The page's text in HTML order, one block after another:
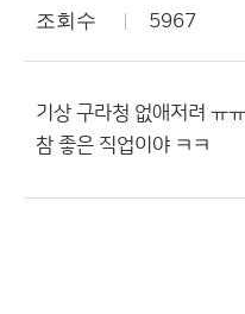
조회수 5967
기상 구라청 없애저려 ㅠㅠ
참 좋은 직업이야 ㅋㅋ